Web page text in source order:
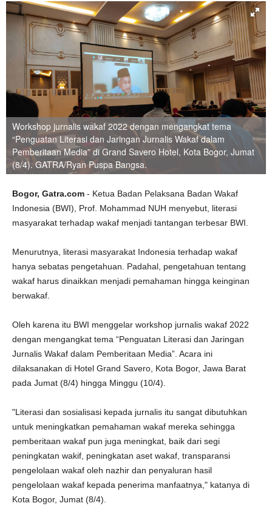
Workshop jurnalis wakaf 2022 dengan mengangkat tema
“Penguatan Literasi dan Jaringan Jurnalis Wakaf dalam
Pemberitaan Media” di Grand Savero Hotel, Kota Bogor, Jumat
(8/4). GATRA/Ryan Puspa Bangsa.
Bogor, Gatra.com - Ketua Badan Pelaksana Badan Wakaf
Indonesia (BWI), Prof. Mohammad NUH menyebut, literasi
masyarakat terhadap wakaf menjadi tantangan terbesar BWI.
Menurutnya, literasi masyarakat Indonesia terhadap wakaf
hanya sebatas pengetahuan. Padahal, pengetahuan tentang
wakaf harus dinaikkan menjadi pemahaman hingga keinginan
berwakaf.
Oleh karena itu BWI menggelar workshop jurnalis wakaf 2022
dengan mengangkat tema “Penguatan Literasi dan Jaringan
Jurnalis Wakaf dalam Pemberitaan Media”. Acara ini
dilaksanakan di Hotel Grand Savero, Kota Bogor, Jawa Barat
pada Jumat (8/4) hingga Minggu (10/4).
"Literasi dan sosialisasi kepada jurnalis itu sangat dibutuhkan
untuk meningkatkan pemahaman wakaf mereka sehingga
pemberitaan wakaf pun juga meningkat, baik dari segi
peningkatan wakif, peningkatan aset wakaf, transparansi
pengelolaan wakaf oleh nazhir dan penyaluran hasil
pengelolaan wakaf kepada penerima manfaatnya," katanya di
Kota Bogor, Jumat (8/4).